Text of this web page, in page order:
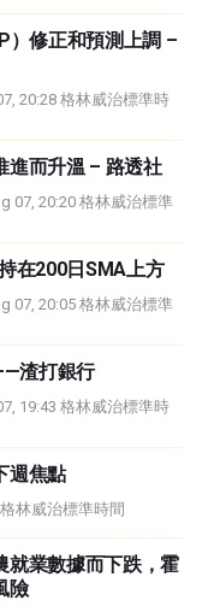
）修正和預測上調 –
20:28 格林威治標準時
進而升溫 – 路透社
07, 20:20 格林威治標準
在200日SMA上方
07, 20:05 格林威治標準
渣打銀行
19:43 格林威治標準時
週焦點
林威治標準時間
就業數據而下跌，霍
險